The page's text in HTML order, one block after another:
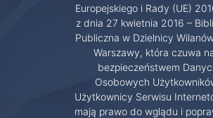
Europejskiego i Rady (UE)
z dnia 27 kwietnia 2016 –
Publiczna w Dzielnicy
Warszawy, która czuwa
bezpieczeństwem
Osobowych
Użytkownicy Serwisu
mają prawo do wglądu i